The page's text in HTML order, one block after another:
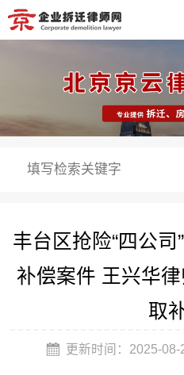
丰台区抢险“四公
补偿案件 王兴华
取
更新时间：2025-08-